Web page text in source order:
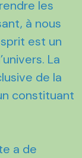
les
à nous
est un
La
de la
constituant
a de